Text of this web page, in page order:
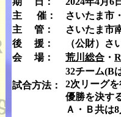
主 催：
さいたま市
主 管：
さいたま市
後 援：
（公財）
会 場：
荒川総合 ・
試合方法：
32チーム(B
2次リーグ
優勝を決す
Ａ・Ｂ共は